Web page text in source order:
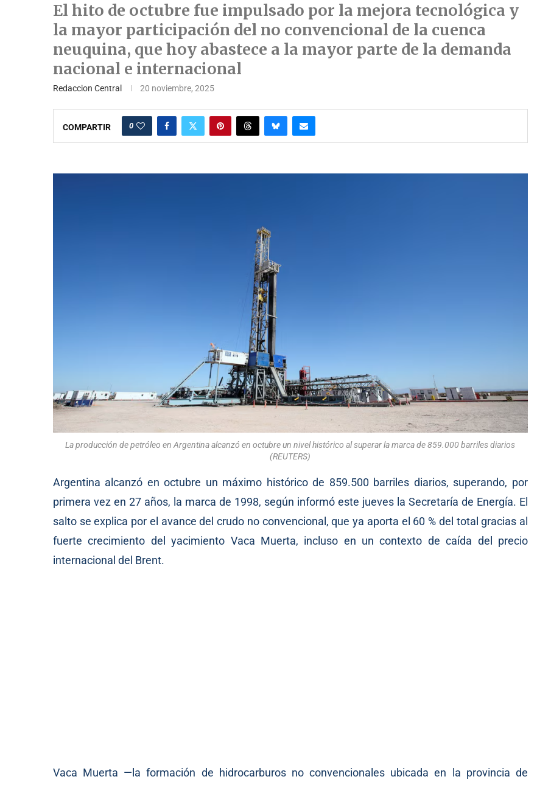
El hito de octubre fue impulsado por la mejora tecnológica y
la mayor participación del no convencional de la cuenca
neuquina, que hoy abastece a la mayor parte de la demanda
nacional e internacional
Redaccion Central 20 noviembre, 2025
COMPARTIR 0
La producción de petróleo en Argentina alcanzó en octubre un nivel histórico al superar la marca de 859.000 barriles diarios
(REUTERS)
Argentina alcanzó en octubre un máximo histórico de 859.500 barriles diarios, superando, por
primera vez en 27 años, la marca de 1998, según informó este jueves la Secretaría de Energía. El
salto se explica por el avance del crudo no convencional, que ya aporta el 60 % del total gracias al
fuerte crecimiento del yacimiento Vaca Muerta, incluso en un contexto de caída del precio
internacional del Brent.
Vaca Muerta —la formación de hidrocarburos no convencionales ubicada en la provincia de